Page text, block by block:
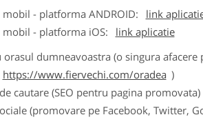
- platforma ANDROID:
link
- platforma iOS:
link aplicatie
dumneavoastra (o singura afacere
https://www.fiervechi.com/oradea )
cautare (SEO pentru pagina promovata)
(promovare pe Facebook, Twitter,